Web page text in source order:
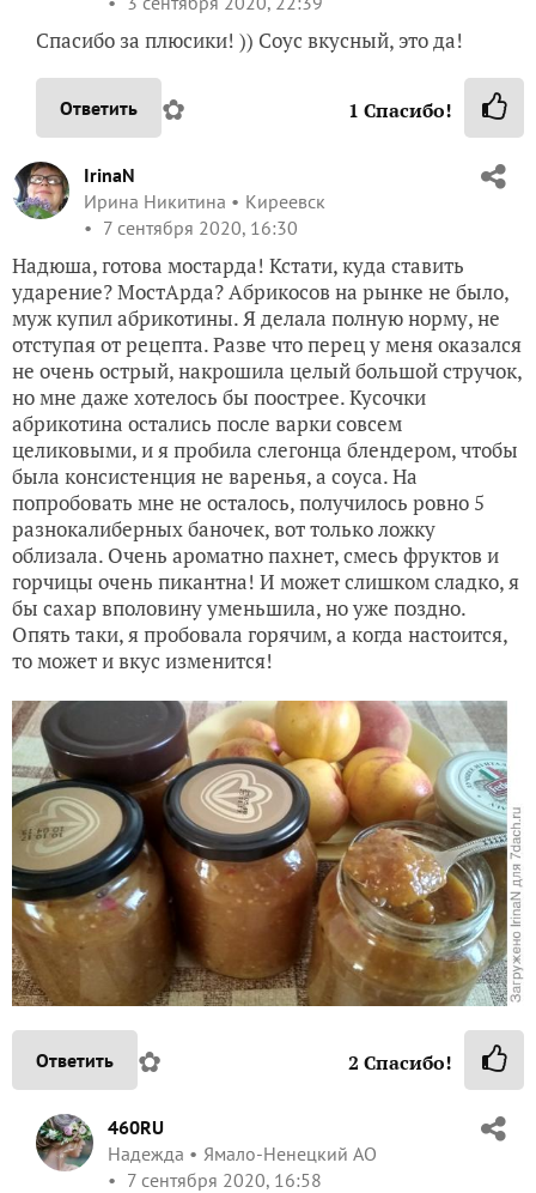
Спасибо за плюсики! )) Соус вкусный, это да!
Ответить ✿ 1 Спасибо!
IrinaN
Ирина Никитина
Киреевск
7 сентября 2020, 16:30
Надюша, готова мостарда! Кстати, куда ставить
ударение? МостАрда? Абрикосов на рынке не было,
муж купил абрикотины. Я делала полную норму, не
отступая от рецепта. Разве что перец у меня оказался
не очень острый, накрошила целый большой стручок,
но мне даже хотелось бы поострее. Кусочки
абрикотина остались после варки совсем
целиковыми, и я пробила слегонца блендером, чтобы
была консистенция не варенья, а соуса. На
попробовать мне не осталось, получилось ровно 5
разнокалиберных баночек, вот только ложку
облизала. Очень ароматно пахнет, смесь фруктов и
горчицы очень пикантна! И может слишком сладко, я
бы сахар вполовину уменьшила, но уже поздно.
Опять таки, я пробовала горячим, а когда настоится,
то может и вкус изменится!
Ответить ✿ 2 Спасибо!
460RU
Надежда
Ямало-Ненецкий АО
7 сентября 2020, 16:58